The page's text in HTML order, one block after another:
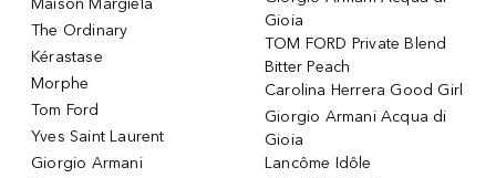
Maison Margiela
The Ordinary
Kérastase
Morphe
Tom Ford
Yves Saint Laurent
Giorgio Armani
Gioia
TOM FORD Private Blend
Bitter Peach
Carolina Herrera Good Girl
Giorgio Armani Acqua di
Gioia
Lancôme Idôle